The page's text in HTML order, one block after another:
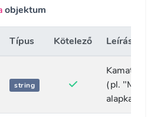
objektum
Típus Kötelező Leírás
string
Kamat neve
(pl. "MNB